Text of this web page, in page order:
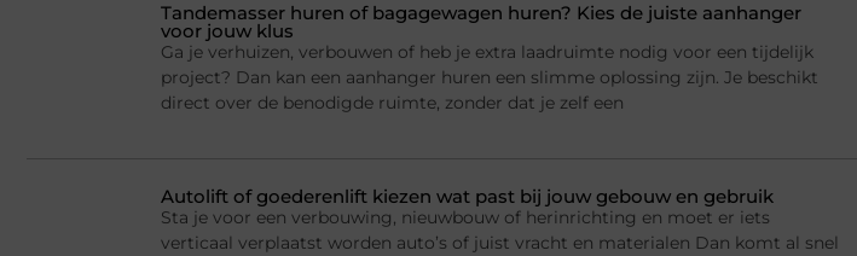
Tandemasser huren of bagagewagen huren? Kies de juiste aanhanger
voor jouw klus
Ga je verhuizen, verbouwen of heb je extra laadruimte nodig voor een tijdelijk
project? Dan kan een aanhanger huren een slimme oplossing zijn. Je beschikt
direct over de benodigde ruimte, zonder dat je zelf een
Autolift of goederenlift kiezen wat past bij jouw gebouw en gebruik
Sta je voor een verbouwing, nieuwbouw of herinrichting en moet er iets
verticaal verplaatst worden auto’s of juist vracht en materialen Dan komt al snel